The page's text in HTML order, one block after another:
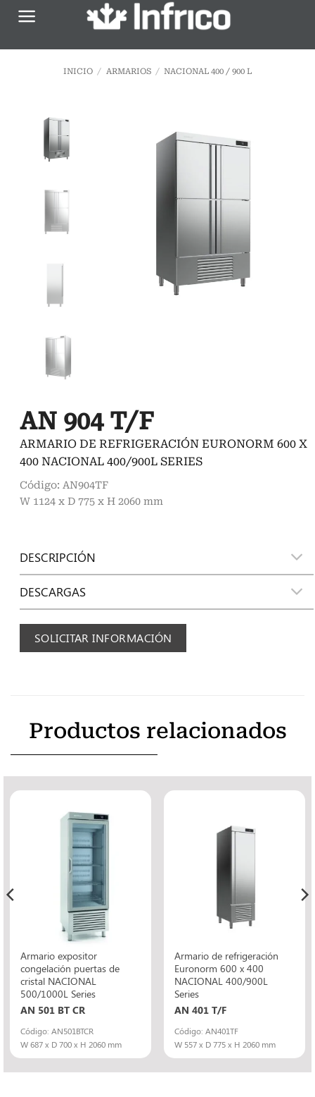
Saltar
INICIO / ARMARIOS / NACIONAL 400 / 900 L
AN 904 T/F
ARMARIO DE REFRIGERACIÓN EURONORM 600 X
400 NACIONAL 400/900L SERIES
Código: AN904TF
W 1124 x D 775 x H 2060 mm
DESCRIPCIÓN
DESCARGAS
SOLICITAR INFORMACIÓN
Productos relacionados
Armario expositor
congelación puertas de
cristal NACIONAL
500/1000L Series
AN 501 BT CR
Código: AN501BTCR
W 687 x D 700 x H 2060 mm
Armario de refrigeración
Euronorm 600 x 400
NACIONAL 400/900L
Series
AN 401 T/F
Código: AN401TF
W 557 x D 775 x H 2060 mm